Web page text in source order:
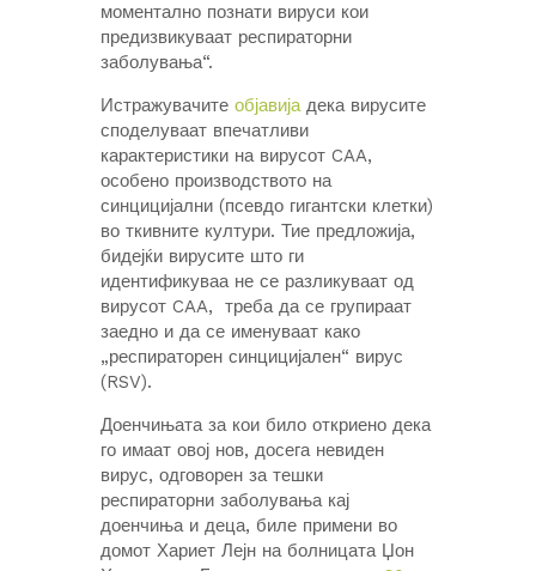
моментално познати вируси кои
предизвикуваат респираторни
заболувања“.
Истражувачите објавијадека вирусите
споделуваат впечатливи
карактеристики на вирусот CAA,
особено производството на
синцицијални (псевдо гигантски клетки)
во ткивните култури. Тие предложија,
бидејќи вирусите што ги
идентификуваа не се разликуваат од
вирусот CAA, треба да се групираат
заедно и да се именуваат како
„респираторен синцицијален“ вирус
(RSV).
Доенчињата за кои било откриено дека
го имаат овој нов, досега невиден
вирус, одговорен за тешки
респираторни заболувања кај
доенчиња и деца, биле примени во
домот Хариет Лејн на болницата Џон